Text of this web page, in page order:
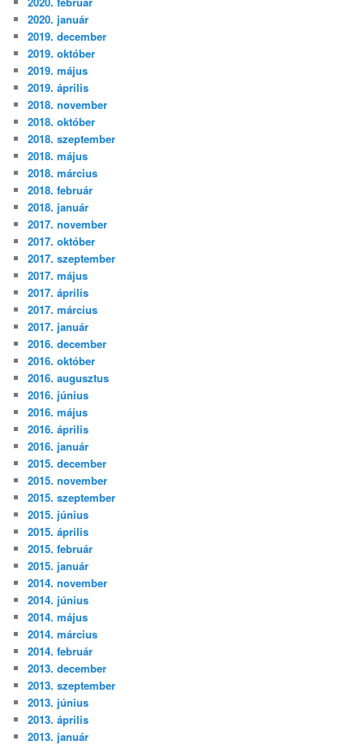
2020. január
2019. december
2019. október
2019. május
2019. április
2018. november
2018. október
2018. szeptember
2018. május
2018. március
2018. február
2018. január
2017. november
2017. október
2017. szeptember
2017. május
2017. április
2017. március
2017. január
2016. december
2016. október
2016. augusztus
2016. június
2016. május
2016. április
2016. január
2015. december
2015. november
2015. szeptember
2015. június
2015. április
2015. február
2015. január
2014. november
2014. június
2014. május
2014. március
2014. február
2013. december
2013. szeptember
2013. június
2013. április
2013. január